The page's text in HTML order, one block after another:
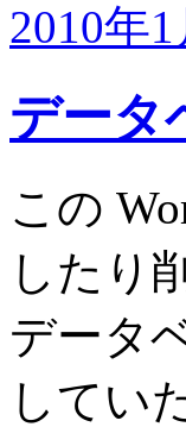
2010年1
データ
この
したり
データ
してい